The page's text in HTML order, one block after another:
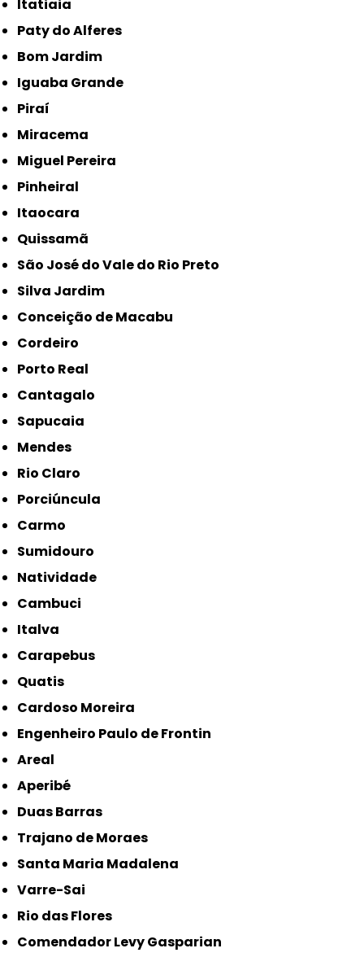
Itatiaia
Paty do Alferes
Bom Jardim
Iguaba Grande
Piraí
Miracema
Miguel Pereira
Pinheiral
Itaocara
Quissamã
São José do Vale do Rio Preto
Silva Jardim
Conceição de Macabu
Cordeiro
Porto Real
Cantagalo
Sapucaia
Mendes
Rio Claro
Porciúncula
Carmo
Sumidouro
Natividade
Cambuci
Italva
Carapebus
Quatis
Cardoso Moreira
Engenheiro Paulo de Frontin
Areal
Aperibé
Duas Barras
Trajano de Moraes
Santa Maria Madalena
Varre-Sai
Rio das Flores
Comendador Levy Gasparian